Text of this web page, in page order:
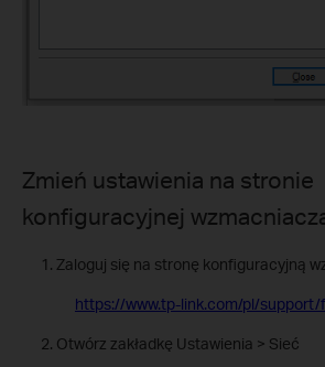
Zmień ustawienia na stronie
konfiguracyjnej
Zaloguj się na stronę konfiguracyjną
https://www.tp-link.com/pl/
Otwórz zakładkę Ustawienia > Sieć